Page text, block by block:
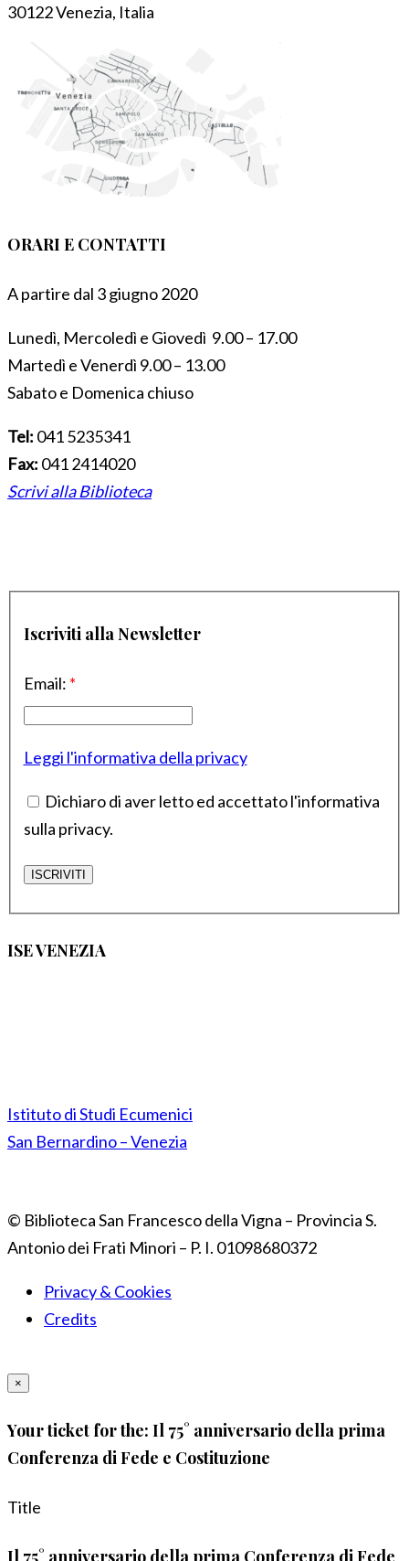
30122 Venezia, Italia
ORARI E CONTATTI
A partire dal 3 giugno 2020
Lunedì, Mercoledì e Giovedì 9.00 – 17.00
Martedì e Venerdì 9.00 – 13.00
Sabato e Domenica chiuso
Tel: 041 5235341
Fax: 041 2414020
Scrivi alla Biblioteca
Iscriviti alla Newsletter
Email: *
Leggi l'informativa della privacy
Dichiaro di aver letto ed accettato l'informativa
sulla privacy.
ISE VENEZIA
Istituto di Studi Ecumenici
San Bernardino – Venezia
© Biblioteca San Francesco della Vigna – Provincia S.
Antonio dei Frati Minori – P. I. 01098680372
Privacy & Cookies
Credits
×
Your ticket for the: Il 75° anniversario della prima
Conferenza di Fede e Costituzione
Title
Il 75° anniversario della prima Conferenza di Fede